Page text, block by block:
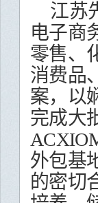
江苏
电子商
零售、
消费品
案，以
完成大
外包基
的密切